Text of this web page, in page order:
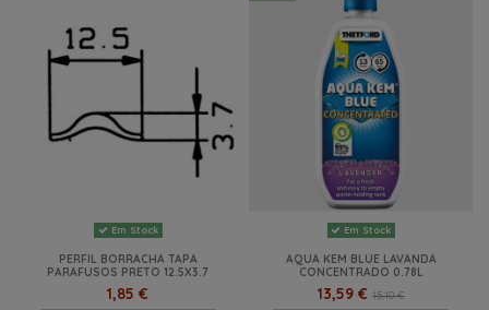
Em Stock
PERFIL BORRACHA TAPA
PARAFUSOS PRETO 12.5X3.7
1,85 €
Em Stock
AQUA KEM BLUE LAVANDA
CONCENTRADO 0.78L
13,59 € 15,10 €